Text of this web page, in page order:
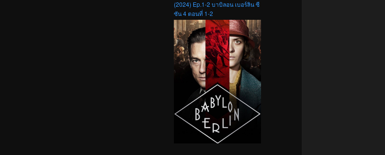
(2024) Ep.1-2 บาบิลอน เบอร์ลิน ซี
ซัน 4 ตอนที่ 1-2